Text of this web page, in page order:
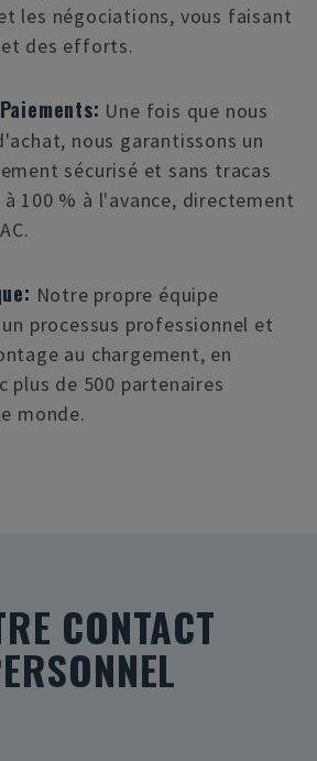
les négociations, vous faisant
des efforts.
Une fois que nous
nous garantissons un
sécurisé et sans tracas
100 % à l'avance, directement
Notre propre équipe
processus professionnel et
au chargement, en
plus de 500 partenaires
monde.
CONTACT